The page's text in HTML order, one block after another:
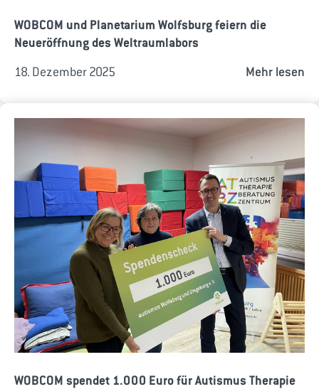
WOBCOM und Planetarium Wolfsburg feiern die
Neueröffnung des Weltraumlabors
18. Dezember 2025 Mehr lesen
WOBCOM spendet 1.000 Euro für Autismus Therapie